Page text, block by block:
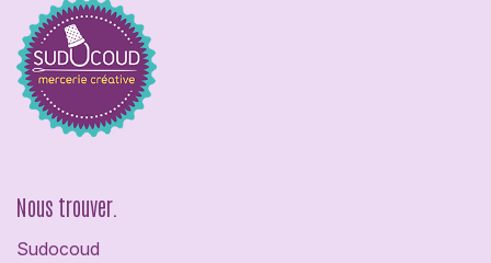
Nous trouver.
Sudocoud